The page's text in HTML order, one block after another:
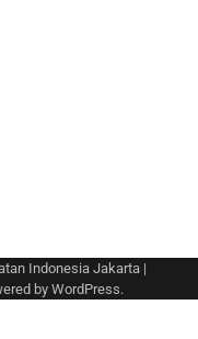
Indonesia Jakarta |
by WordPress.